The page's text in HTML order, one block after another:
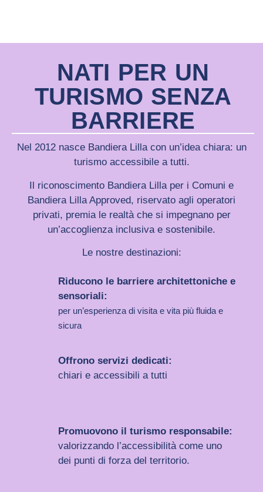
NATI PER UN
TURISMO SENZA
BARRIERE
Nel 2012 nasce Bandiera Lilla con un’idea chiara: un
turismo accessibile a tutti.
Il riconoscimento Bandiera Lilla per i Comuni e
Bandiera Lilla Approved, riservato agli operatori
privati, premia le realtà che si impegnano per
un’accoglienza inclusiva e sostenibile.
Le nostre destinazioni:
Riducono le barriere architettoniche e
sensoriali:
per un’esperienza di visita e vita più fluida e
sicura
Offrono servizi dedicati:
chiari e accessibili a tutti
Promuovono il turismo responsabile:
valorizzando l’accessibilità come uno
dei punti di forza del territorio.